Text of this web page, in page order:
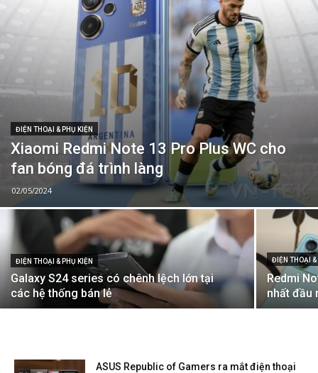
ĐIỆN THOẠI & PHỤ KIỆN
Xiaomi Redmi Note 13 Pro Plus WC cho
fan bóng đá trình làng
02/05/2024
ĐIỆN THOẠI & PHỤ KIỆN
Galaxy S24 series có chênh lệch lớn tại
các hệ thống bán lẻ
ĐIỆN THOẠI &
Redmi
nhất đầu
ASUS Republic of Gamers ra mắt điện thoại